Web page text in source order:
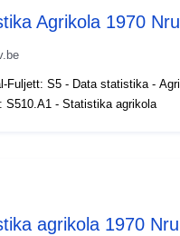
https://
14 February
Agrikola 1970
Fuljett: S5 - Data statistika -
S510.A1 - Statistika agrikola
agrikola 1970